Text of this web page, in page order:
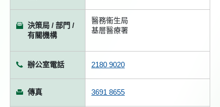
決策局 / 部門 /
有關機構
醫務衞生局
基層醫療署
辦公室電話 2180 9020
傳真 3691 8655